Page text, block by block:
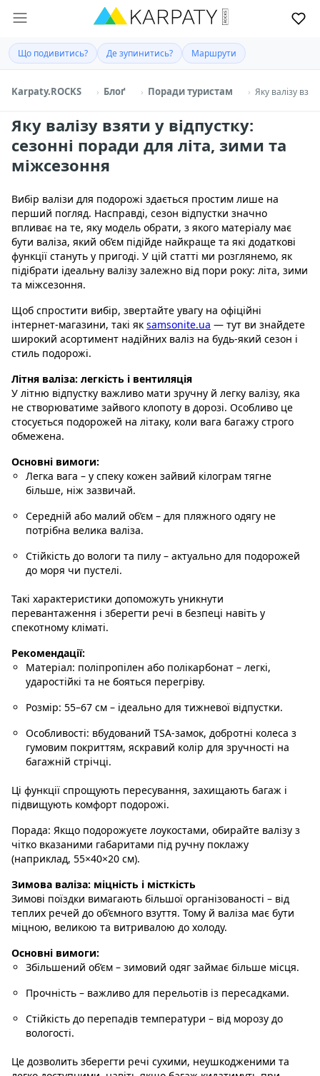
Що подивитись? Де зупинитись? Маршрути
Karpaty.ROCKS Блоґ Поради туристам Яку валізу
Яку валізу взяти у відпустку:
сезонні поради для літа, зими та
міжсезоння
Вибір валізи для подорожі здається простим лише на
перший погляд. Насправді, сезон відпустки значно
впливає на те, яку модель обрати, з якого матеріалу має
бути валіза, який об’єм підійде найкраще та які додаткові
функції стануть у пригоді. У цій статті ми розглянемо, як
підібрати ідеальну валізу залежно від пори року: літа, зими
та міжсезоння.
Щоб спростити вибір, звертайте увагу на офіційні
інтернет-магазини, такі як samsonite.ua — тут ви знайдете
широкий асортимент надійних валіз на будь-який сезон і
стиль подорожі.
Літня валіза: легкість і вентиляція
У літню відпустку важливо мати зручну й легку валізу, яка
не створюватиме зайвого клопоту в дорозі. Особливо це
стосується подорожей на літаку, коли вага багажу строго
обмежена.
Основні вимоги:
Легка вага – у спеку кожен зайвий кілограм тягне
більше, ніж зазвичай.
Середній або малий об’єм – для пляжного одягу не
потрібна велика валіза.
Стійкість до вологи та пилу – актуально для подорожей
до моря чи пустелі.
Такі характеристики допоможуть уникнути
перевантаження і зберегти речі в безпеці навіть у
спекотному кліматі.
Рекомендації:
Матеріал: поліпропілен або полікарбонат – легкі,
ударостійкі та не бояться перегріву.
Розмір: 55–67 см – ідеально для тижневої відпустки.
Особливості: вбудований TSA-замок, добротні колеса з
гумовим покриттям, яскравий колір для зручності на
багажній стрічці.
Ці функції спрощують пересування, захищають багаж і
підвищують комфорт подорожі.
Порада: Якщо подорожуєте лоукостами, обирайте валізу з
чітко вказаними габаритами під ручну поклажу
(наприклад, 55×40×20 см).
Зимова валіза: міцність і місткість
Зимові поїздки вимагають більшої організованості – від
теплих речей до об’ємного взуття. Тому й валіза має бути
міцною, великою та витривалою до холоду.
Основні вимоги:
Збільшений об’єм – зимовий одяг займає більше місця.
Прочність – важливо для перельотів із пересадками.
Стійкість до перепадів температури – від морозу до
вологості.
Це дозволить зберегти речі сухими, неушкодженими та